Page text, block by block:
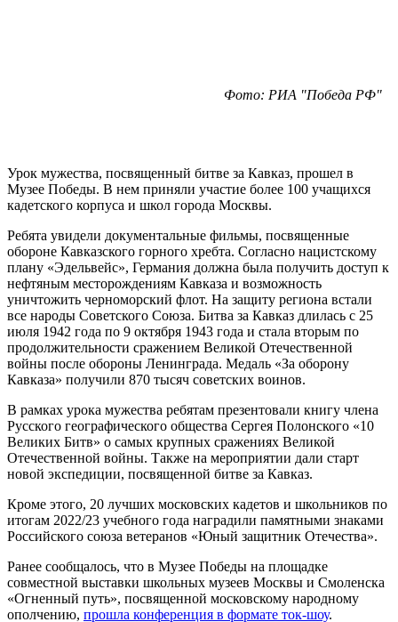
Фото: РИА "Победа РФ"
Урок мужества, посвященный битве за Кавказ, прошел в
Музее Победы. В нем приняли участие более 100 учащихся
кадетского корпуса и школ города Москвы.
Ребята увидели документальные фильмы, посвященные
обороне Кавказского горного хребта. Согласно нацистскому
плану «Эдельвейс», Германия должна была получить доступ к
нефтяным месторождениям Кавказа и возможность
уничтожить черноморский флот. На защиту региона встали
все народы Советского Союза. Битва за Кавказ длилась с 25
июля 1942 года по 9 октября 1943 года и стала вторым по
продолжительности сражением Великой Отечественной
войны после обороны Ленинграда. Медаль «За оборону
Кавказа» получили 870 тысяч советских воинов.
В рамках урока мужества ребятам презентовали книгу члена
Русского географического общества Сергея Полонского «10
Великих Битв» о самых крупных сражениях Великой
Отечественной войны. Также на мероприятии дали старт
новой экспедиции, посвященной битве за Кавказ.
Кроме этого, 20 лучших московских кадетов и школьников по
итогам 2022/23 учебного года наградили памятными знаками
Российского союза ветеранов «Юный защитник Отечества».
Ранее сообщалось, что в Музее Победы на площадке
совместной выставки школьных музеев Москвы и Смоленска
«Огненный путь», посвященной московскому народному
ополчению, прошла конференция в формате ток-шоу.